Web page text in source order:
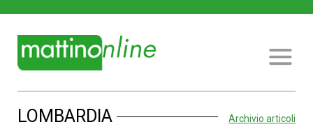
LOMBARDIA Archivio articoli